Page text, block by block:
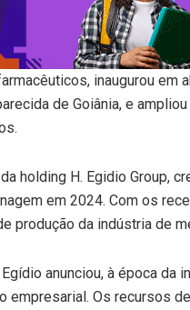
inaugurou em
de Goiânia, e
holding H. Egidio Group,
em 2024. Com os
produção da indústria de
anunciou, à época da
empresarial. Os recursos